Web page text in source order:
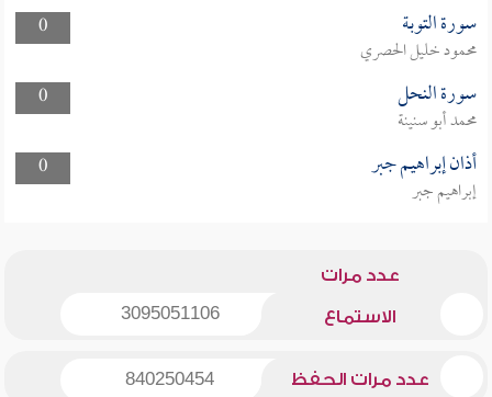
0
سورة التوبة
محمود خليل الحصري
0
سورة النحل
محمد أبو سنينة
0
أذان إبراهيم جبر
إبراهيم جبر
عدد مرات
الاستماع 3095051106
عدد مرات الحفظ 840250454